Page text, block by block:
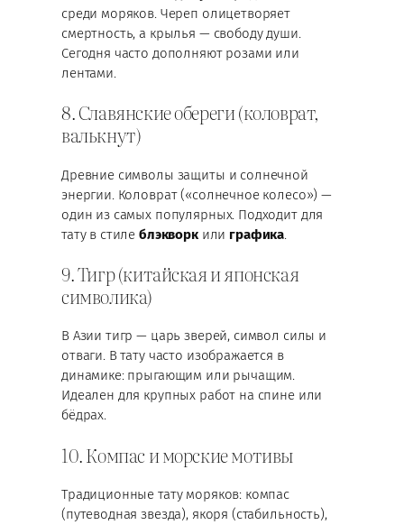
среди моряков. Череп олицетворяет
смертность, а крылья — свободу души.
Сегодня часто дополняют розами или
лентами.
8. Славянские обереги (коловрат,
валькнут)
Древние символы защиты и солнечной
энергии. Коловрат («солнечное колесо») —
один из самых популярных. Подходит для
тату в стилеблэкворкили графика.
9. Тигр (китайская и японская
символика)
В Азии тигр — царь зверей, символ силы и
отваги. В тату часто изображается в
динамике: прыгающим или рычащим.
Идеален для крупных работ на спине или
бёдрах.
10. Компас и морские мотивы
Традиционные тату моряков: компас
(путеводная звезда), якоря (стабильность),